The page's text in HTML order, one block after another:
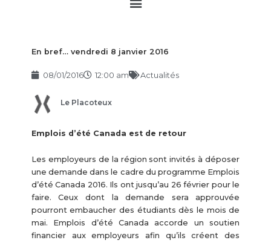
En bref… vendredi 8 janvier 2016
08/01/2016 12:00 am Actualités
Le Placoteux
Emplois d’été Canada est de retour
Les employeurs de la région sont invités à déposer
une demande dans le cadre du programme Emplois
d’été Canada 2016. Ils ont jusqu’au 26 février pour le
faire. Ceux dont la demande sera approuvée
pourront embaucher des étudiants dès le mois de
mai. Emplois d’été Canada accorde un soutien
financier aux employeurs afin qu’ils créent des